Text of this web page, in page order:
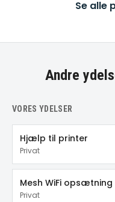
Se alle
Andre
VORES YDELSER
Hjælp til printer
Privat
Mesh WiFi opsætning
Privat